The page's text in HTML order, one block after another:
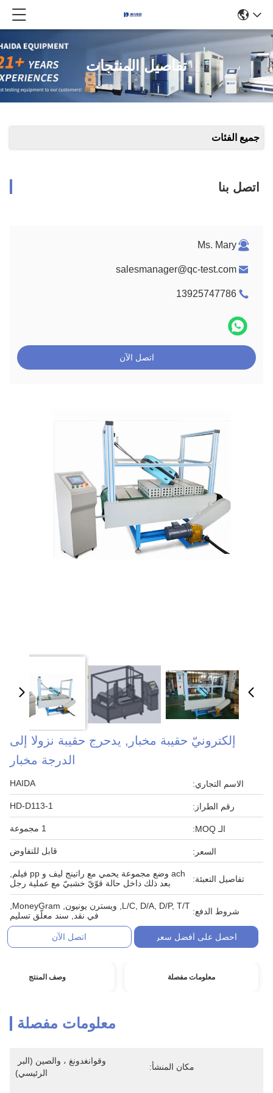
تفاصيل المنتجات
جميع الفئات
اتصل بنا
Ms. Mary
salesmanager@qc-test.com
13925747786
اتصل الآن
إلكترونيّ حقيبة مخبار, يدحرج حقيبة نزولا إلى
الدرجة مخبار
الاسم التجاري: HAIDA
رقم الطراز: HD-D113-1
الـ MOQ: 1 مجموعة
السعر: قابل للتفاوض
تفاصيل التعبئة:
ach وضع مجموعة يحمي مع راتينج ليف و pp فيلم,
بعد ذلك داخل حالة قوّيّ خشبيّ مع عملية رجل
شروط الدفع:
في نقد, سند معلّق تسليم
احصل على أفضل سعر اتصل الآن
معلومات مفصلة وصف المنتج
معلومات مفصلة
مكان المنشأ:
الرئيسي)